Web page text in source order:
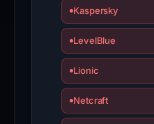
Kaspersky
LevelBlue
Lionic
Netcraft